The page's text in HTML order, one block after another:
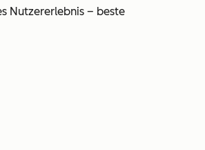
Nutzererlebnis – beste